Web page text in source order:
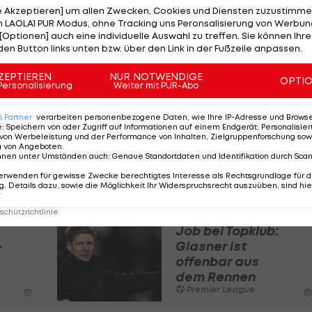
gelte als Favorit für eine Übernahme im Sommer.
im Sommer. Die Spurs mit ÖFB-Star
die bestmöglichen Kandidaten abklopfen.
Fulham-Coach Marco Silva (48). Hütter wird
verlässt, soll zudem bei Manchester United aus
Job bei Topklub:
Glasner ist
offenbar aus
dem Rennen
Premier League
Akzeptieren] um allen Zwecken, Cookies und Diensten
PUR Modus, ohne Tracking uns Peronsalisierung von
auch eine individuelle Auswahl zu treffen. Sie können
Button links unten bzw. über den Link in der Fußzeile anpassen.
NUR NOTWENDIGE
Weiter mit PUR-Abo
Partner verarbeiten personenbezogene Daten, wie Ihre IP-Adresse und
: Speichern von oder Zugriff auf Informationen auf einem Endgerät;
Werbeleistung und der Performance von Inhalten, Zielgruppenforschung
von Angeboten.
unter Umständen auch: Genaue Standortdaten und Identifikation durch
für gewisse Zwecke berechtigtes Interesse als Rechtsgrundlage für
Details dazu, sowie die Möglichkeit Ihr Widerspruchsrecht auszuüben, sind